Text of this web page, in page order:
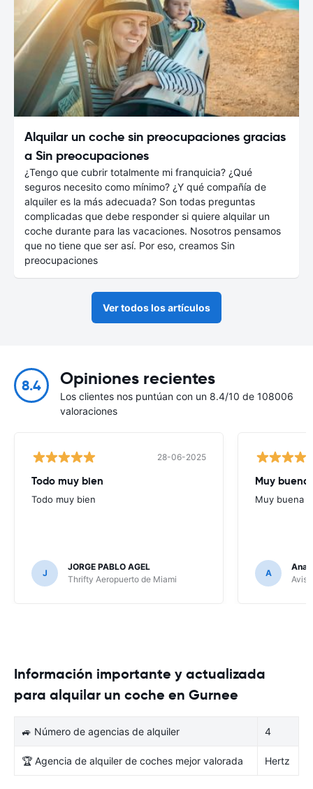
Alquilar un coche sin preocupaciones gracias
a Sin preocupaciones
¿Tengo que cubrir totalmente mi franquicia? ¿Qué
seguros necesito como mínimo? ¿Y qué compañía de
alquiler es la más adecuada? Son todas preguntas
complicadas que debe responder si quiere alquilar un
coche durante para las vacaciones. Nosotros pensamos
que no tiene que ser así. Por eso, creamos Sin
preocupaciones
Ver todos los artículos
8.4 Opiniones recientes
Los clientes nos puntúan con un 8.4/10 de 108006
valoraciones
28-06-2025
Todo muy bien
Todo muy bien
J
JORGE PABLO AGEL
Thrifty Aeropuerto de Miami
Muy buena
Muy buena
A
Ana
Avis
Información importante y actualizada
para alquilar un coche en Gurnee
🚙 Número de agencias de alquiler 4
🏆 Agencia de alquiler de coches mejor valorada Hertz